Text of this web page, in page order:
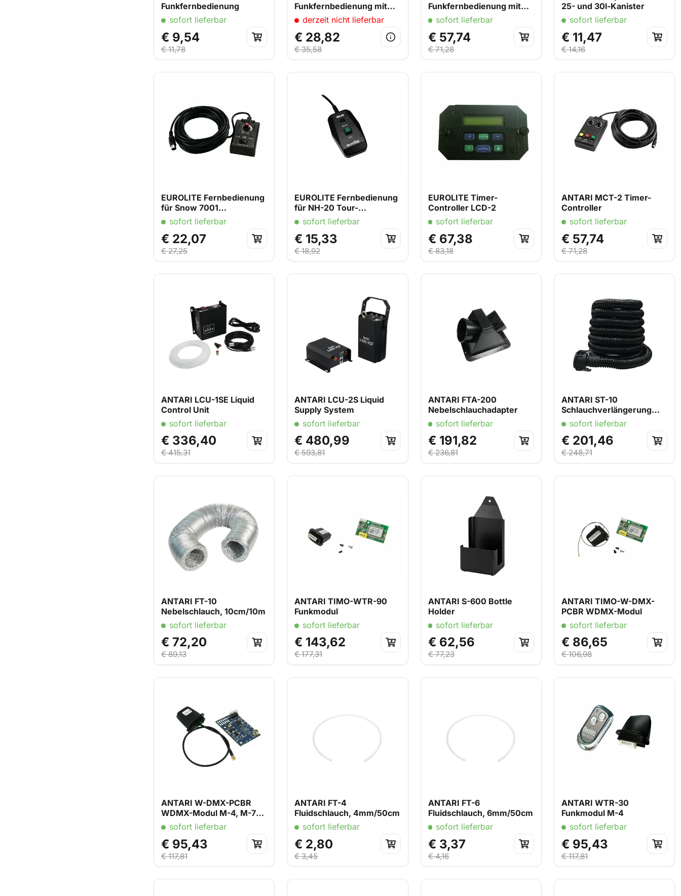
Funkfernbedienung
sofort lieferbar
€ 9,54
€ 11,78
Funkfernbedienung mit
Empfänger
derzeit nicht lieferbar
€ 28,82
€ 35,58
Funkfernbedienung mit
Empfänger
sofort lieferbar
€ 57,74
€ 71,28
25- und 30l-Kanister
sofort lieferbar
€ 11,47
€ 14,16
EUROLITE Fernbedienung
für Snow 7001
Schneemaschine
sofort lieferbar
€ 22,07
€ 27,25
EUROLITE Fernbedienung
für NH-20 Tour-
Dunstnebelmaschine
sofort lieferbar
€ 15,33
€ 18,92
EUROLITE Timer-
Controller LCD-2
sofort lieferbar
€ 67,38
€ 83,18
ANTARI MCT-2 Timer-
Controller
sofort lieferbar
€ 57,74
€ 71,28
ANTARI LCU-1SE Liquid
Control Unit
sofort lieferbar
€ 336,40
€ 415,31
ANTARI LCU-2S Liquid
Supply System
sofort lieferbar
€ 480,99
€ 593,81
ANTARI FTA-200
Nebelschlauchadapter
sofort lieferbar
€ 191,82
€ 236,81
ANTARI ST-10
Schlauchverlängerung
schwarz, 10m
sofort lieferbar
€ 201,46
€ 248,71
ANTARI FT-10
Nebelschlauch, 10cm/10m
sofort lieferbar
€ 72,20
€ 89,13
ANTARI TIMO-WTR-90
Funkmodul
sofort lieferbar
€ 143,62
€ 177,31
ANTARI S-600 Bottle
Holder
sofort lieferbar
€ 62,56
€ 77,23
ANTARI TIMO-W-DMX-
PCBR WDMX-Modul
sofort lieferbar
€ 86,65
€ 106,98
ANTARI W-DMX-PCBR
WDMX-Modul M-4, M-7
und F-1
sofort lieferbar
€ 95,43
€ 117,81
ANTARI FT-4
Fluidschlauch, 4mm/50cm
sofort lieferbar
€ 2,80
€ 3,45
ANTARI FT-6
Fluidschlauch, 6mm/50cm
sofort lieferbar
€ 3,37
€ 4,16
ANTARI WTR-30
Funkmodul M-4
sofort lieferbar
€ 95,43
€ 117,81